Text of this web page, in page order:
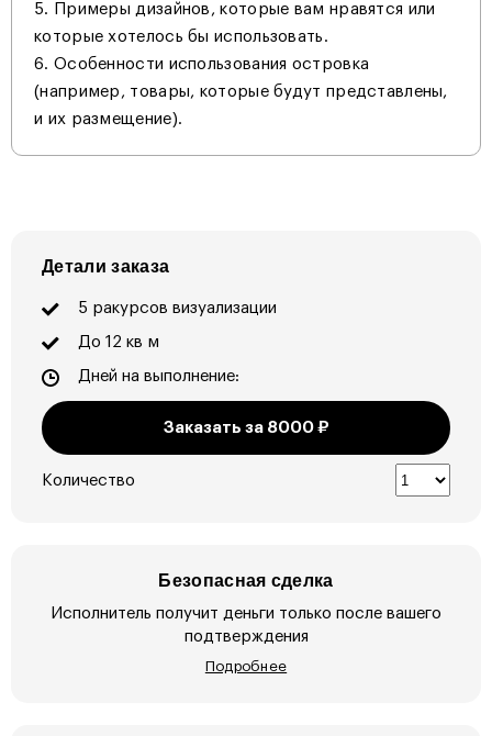
Примеры дизайнов, которые вам нравятся или
которые хотелось бы использовать.
Особенности использования островка
(например, товары, которые будут представлены,
и их размещение).
Детали заказа
5 ракурсов визуализации
До 12 кв м
Дней на выполнение:
Заказать за 8000₽
Количество
Безопасная сделка
Исполнитель получит деньги только после вашего
подтверждения
Подробнее